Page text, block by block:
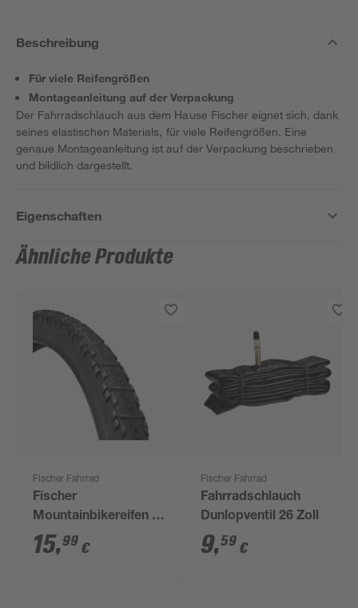
Beschreibung
Für viele Reifengrößen
Montageanleitung auf der Verpackung
Der Fahrradschlauch aus dem Hause Fischer eignet sich, dank
seines elastischen Materials, für viele Reifengrößen. Eine
genaue Montageanleitung ist auf der Verpackung beschrieben
und bildlich dargestellt.
Eigenschaften
Ähnliche Produkte
Fischer Fahrrad
Fischer
Mountainbikereifen 26
Zoll
15,99 €
Fischer Fahrrad
Fahrradschlauch
Dunlopventil 26 Zoll
9,59 €